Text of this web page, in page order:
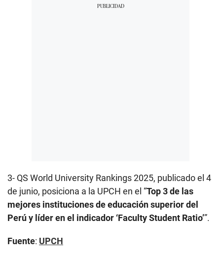
3- QS World University Rankings 2025, publicado el 4
de junio, posiciona a la UPCH en el “Top 3 de las
mejores instituciones de educación superior del
Perú y líder en el indicador ‘Faculty Student Ratio’”.
Fuente: UPCH